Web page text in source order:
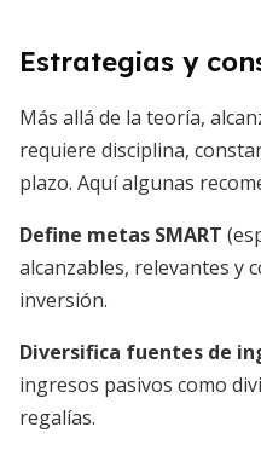
Estrategias y
Más allá de la teoría,
requiere disciplina,
plazo. Aquí algunas
Define metas SMART
alcanzables, relevantes y
inversión.
Diversifica fuentes de
ingresos pasivos como
regalías.